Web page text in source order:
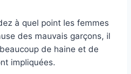
à quel point les femmes
des mauvais garçons, il
de haine et de
impliquées.